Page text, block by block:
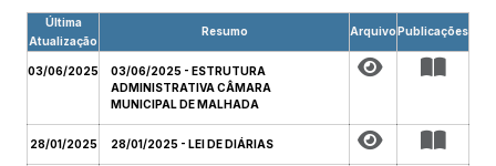
Última
Atualização
Resumo ArquivoPublicações
03/06/2025
03/06/2025 - ESTRUTURA
ADMINISTRATIVA CÂMARA
MUNICIPAL DE MALHADA
28/01/2025 28/01/2025 - LEI DE DIÁRIAS